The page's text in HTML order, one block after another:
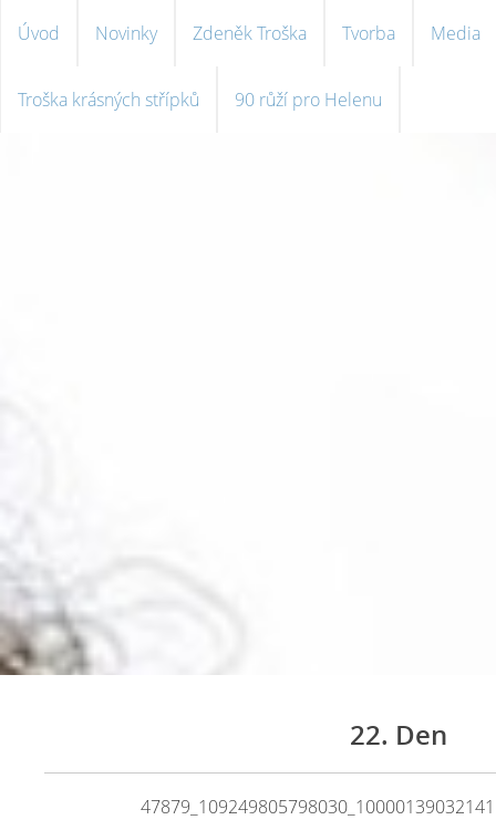
Úvod Novinky Zdeněk Troška Tvorba Media
Troška krásných střípků 90 růží pro Helenu
22. Den